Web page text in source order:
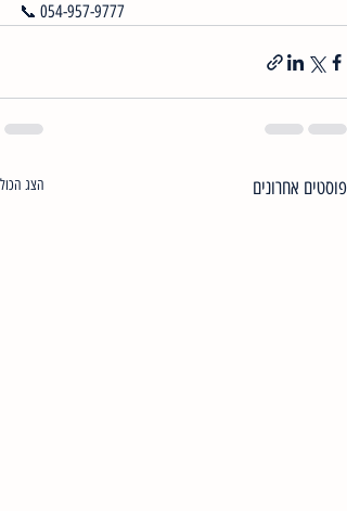
📞 054-957-9777
פוסטים אחרונים הצג הכול